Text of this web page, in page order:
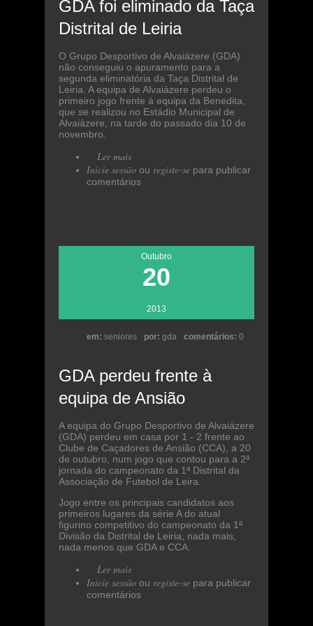
GDA foi eliminado da Taça
Distrital de Leiria
O Grupo Desportivo de Alvaiázere (GDA)
não conseguiu o apuramento para a
segunda eliminatória da Taça Distrital de
Leiria. A equipa de Alvaiázere perdeu o
primeiro jogo frente à equipa da Benedita,
que se realizou no Estádio Municipal de
Alvaiázere, na tarde do passado dia 10 de
novembro.
Ler mais
da Taça Distrital de Leiria
Inicie sessão ou registe-se para publicar
comentários
Outubro
20
2013
em: seniores por: gda comentários: 0
GDA perdeu frente à
equipa de Ansião
A equipa do Grupo Desportivo de Alvaiázere
(GDA) perdeu em casa por 1 - 2 frente ao
Clube de Caçadores de Ansião (CCA), a 20
de outubro, num jogo que contou para a 2ª
jornada do campeonato da 1ª Distrital da
Associação de Futebol de Leira.
Jogo entre os principais candidatos aos
primeiros lugares da série A do atual
figurino competitivo do campeonato da 1ª
Divisão da Distrital de Leiria, nada mais,
nada menos que GDA e CCA.
Ler mais
equipa de Ansião
Inicie sessão ou registe-se para publicar
comentários